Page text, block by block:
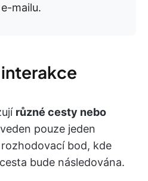
mailu.
různé cesty nebo
pouze jeden
bod, kde
bude následována.